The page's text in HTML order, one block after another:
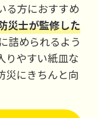
る方におすすめ
災士が監修した
詰められるよう
りやすい紙皿な
災にきちんと向